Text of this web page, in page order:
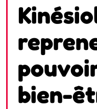
bien-